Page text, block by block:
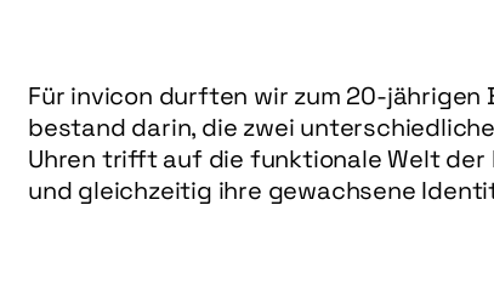
Für invicon durften wir zum 20-jährigen
bestand darin, die zwei
Uhren trifft auf die funktionale Welt der
und gleichzeitig ihre gewachsene